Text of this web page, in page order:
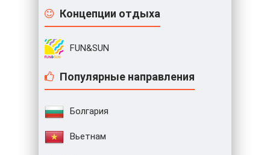
Концепции отдыха
FUN&SUN
Популярные направления
Болгария
Вьетнам